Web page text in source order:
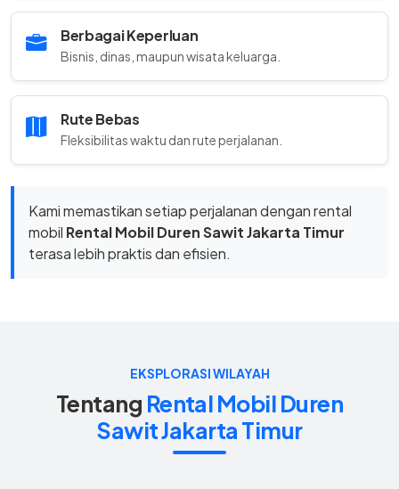
Berbagai Keperluan
Bisnis, dinas, maupun wisata keluarga.
Rute Bebas
Fleksibilitas waktu dan rute perjalanan.
Kami memastikan setiap perjalanan dengan rental
mobil Rental Mobil Duren Sawit Jakarta Timur
terasa lebih praktis dan efisien.
EKSPLORASI WILAYAH
Tentang Rental Mobil Duren
Sawit Jakarta Timur